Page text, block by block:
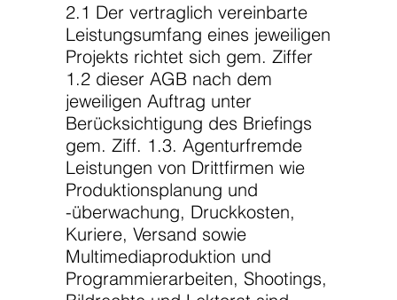
2.1 Der vertraglich vereinbarte
Leistungsumfang eines jeweiligen
Projekts richtet sich gem. Ziffer
1.2 dieser AGB nach dem
jeweiligen Auftrag unter
Berücksichtigung des Briefings
gem. Ziff. 1.3. Agenturfremde
Leistungen von Drittfirmen wie
Produktionsplanung und
-überwachung, Druckkosten,
Kuriere, Versand sowie
Multimediaproduktion und
Programmierarbeiten, Shootings,